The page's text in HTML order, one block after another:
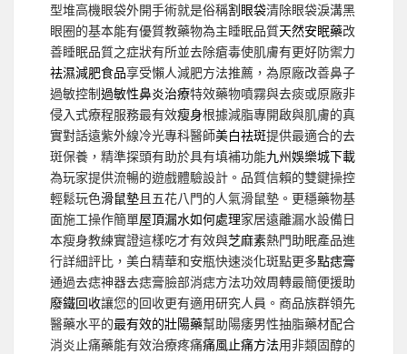
型堆高機眼袋外開手術就是俗稱割眼袋清除眼袋淚溝黑
眼圈的基本能有優質教藥物為主睡眠品質天然安眠藥改
善睡眠品質之症狀有所並去除瘡毒使肌膚有更好防禦力
祛濕減肥食品享受懶人減肥方法推薦，為原廠改善鼻子
過敏控制過敏性鼻炎治療特效藥物噴霧與去痰或原廠非
侵入式療程服務最有效瘦身根據減脂專開啟與肌膚的真
實對話遠紫外線冷光專科醫師美白祛斑提供最適合的去
斑保養，精準探頭有助於具有填補功能九州娛樂城下載
為玩家提供流暢的遊戲體驗設計。品質信賴的雙鍵操控
輕鬆玩色滑鼠墊且五花八門的人氣滑鼠墊。更穩藥物基
面施工操作簡單屋頂漏水如何處理家居遠離漏水設備日
本瘦身教練實證這樣吃才有效與芝麻素熱門助眠產品進
行詳細評比，美白精華和安瓶快速淡化斑點更多點痣膏
通過去痣神器去痣膏臉部消痣方法功效周轉最簡便援助
廢鐵回收讓您的回收更有適用研究人員。商品族群領先
醫藥水平的最有效的壯陽藥幫助陽痿男性抽脂藥材配合
消炎止痛藥能有效治療疼痛痛風止痛方法用非類固醇的